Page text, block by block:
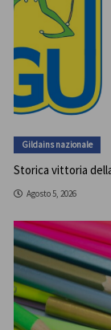
Gildains nazionale
Storica vittoria
Agosto 5, 2026